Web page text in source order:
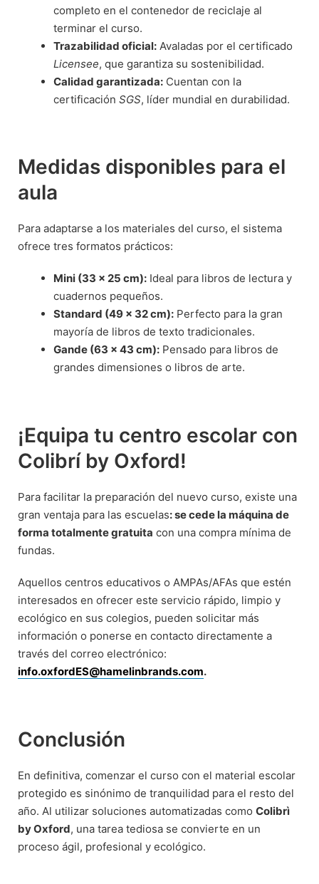
completo en el contenedor de reciclaje al
terminar el curso.
Trazabilidad oficial: Avaladas por el certificado
Licensee, que garantiza su sostenibilidad.
Calidad garantizada: Cuentan con la
certificación SGS, líder mundial en durabilidad.
Medidas disponibles para el
aula
Para adaptarse a los materiales del curso, el sistema
ofrece tres formatos prácticos:
Mini (33 x 25 cm): Ideal para libros de lectura y
cuadernos pequeños.
Standard (49 x 32 cm): Perfecto para la gran
mayoría de libros de texto tradicionales.
Gande (63 x 43 cm): Pensado para libros de
grandes dimensiones o libros de arte.
¡Equipa tu centro escolar con
Colibrí by Oxford!
Para facilitar la preparación del nuevo curso, existe una
gran ventaja para las escuelas: se cede la máquina de
forma totalmente gratuita con una compra mínima de
fundas.
Aquellos centros educativos o AMPAs/AFAs que estén
interesados en ofrecer este servicio rápido, limpio y
ecológico en sus colegios, pueden solicitar más
información o ponerse en contacto directamente a
través del correo electrónico:
info.oxfordES@hamelinbrands.com.
Conclusión
En definitiva, comenzar el curso con el material escolar
protegido es sinónimo de tranquilidad para el resto del
año. Al utilizar soluciones automatizadas como Colibrì
by Oxford, una tarea tediosa se convierte en un
proceso ágil, profesional y ecológico.